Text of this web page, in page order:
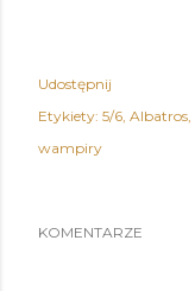
Udostępnij
Etykiety: 5/6 Albatros
wampiry
KOMENTARZE